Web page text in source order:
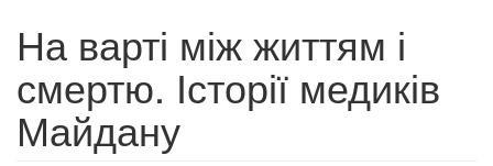
На варті між життям і
смертю. Історії медиків
Майдану